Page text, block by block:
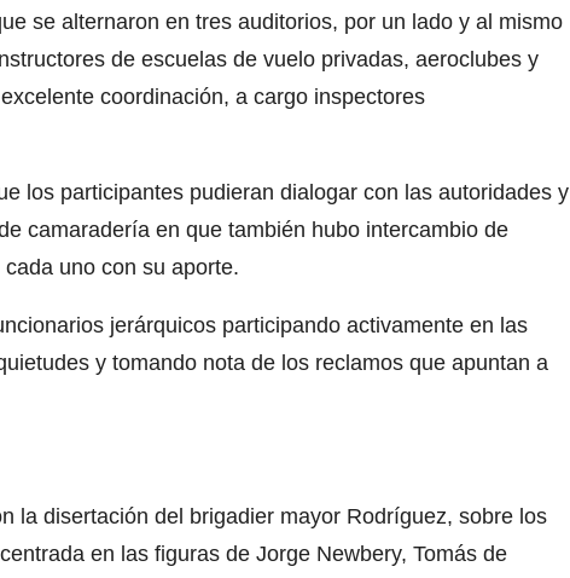
se alternaron en tres auditorios, por un lado y al mismo
de escuelas de vuelo privadas, aeroclubes y
coordinación, a cargo inspectores
los participantes pudieran dialogar con las autoridades y
camaradería en que también hubo intercambio de
uno con su aporte.
jerárquicos participando activamente en las
y tomando nota de los reclamos que apuntan a
la disertación del brigadier mayor Rodríguez, sobre los
en las figuras de Jorge Newbery, Tomás de